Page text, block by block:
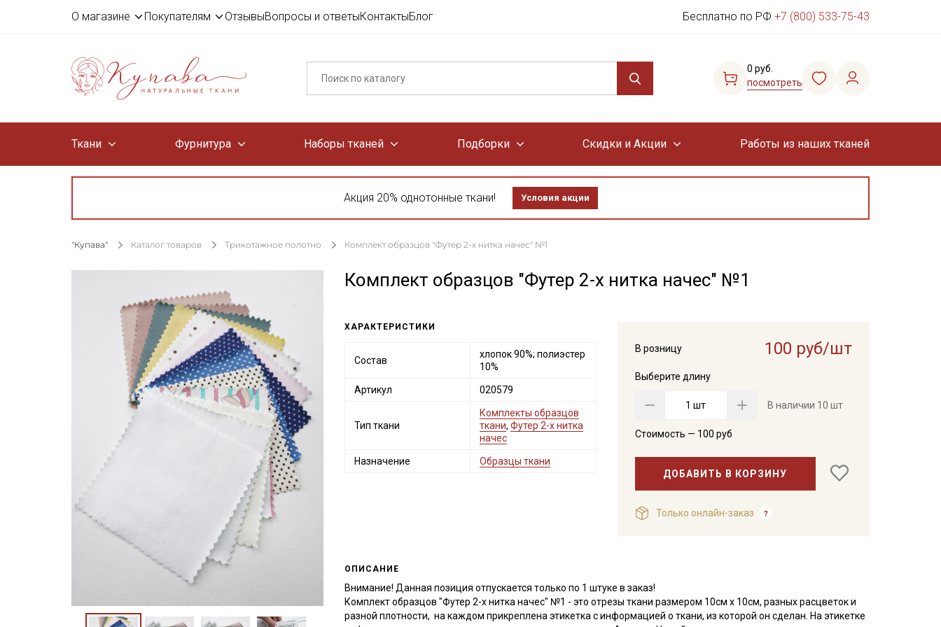
О магазине Покупателям ОтзывыВопросы и ответыКонтактыБлог Бесплатно по РФ +7 (800) 533-75-43
0 руб.
посмотреть
Ткани Фурнитура Наборы тканей Подборки Скидки и Акции Работы из наших тканей
Акция 20% однотонные ткани! Условия акции
"Купава" Каталог товаров Трикотажное полотно Комплект образцов "Футер 2-х нитка начес" №1
Комплект образцов "Футер 2-х нитка начес" №1
В розницу 100 руб/шт
Выберите длину
шт В наличии 10 шт
Стоимость — 100 руб
ДОБАВИТЬ В КОРЗИНУ
Только онлайн-заказ
ХАРАКТЕРИСТИКИ
Состав
хлопок 90%; полиэстер
10%
Артикул 020579
Тип ткани
Комплекты образцов
ткани, Футер 2-х нитка
начес
Назначение Образцы ткани
ОПИСАНИЕ
Внимание! Данная позиция отпускается только по 1 штуке в заказ!
Комплект образцов "Футер 2-х нитка начес" №1 - это отрезы ткани размером 10см х 10см, разных расцветок и
разной плотности, на каждом прикреплена этикетка с информацией о ткани, из которой он сделан. На этикетке